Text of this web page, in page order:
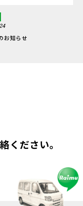
お知らせ
ください。